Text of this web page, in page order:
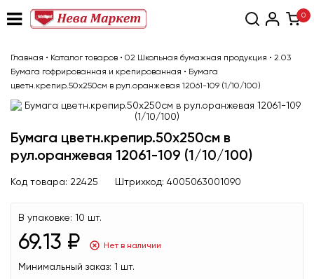
0
Главная • Каталог товаров • 02 Школьная бумажная продукция • 2.03
Бумага гофрированная и крепированная • Бумага
цветн.крепир.50х250см в рул.оранжевая 12061-109 (1/10/100)
Бумага цветн.крепир.50х250см в
рул.оранжевая 12061-109 (1/10/100)
Код товара: 22425 Штрихкод: 4005063001090
В упаковке: 10 шт.
69.13 ₽ Нет в наличии
Минимальный заказ: 1 шт.